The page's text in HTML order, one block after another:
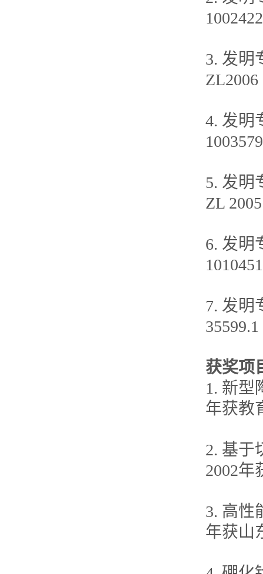
3. 发明
ZL2006
4. 发明
5. 发明
ZL
6. 发明
7. 发明
35599.1
获奖项
1. 新型
年获教
2. 基于
2002年
3. 高性
年获山